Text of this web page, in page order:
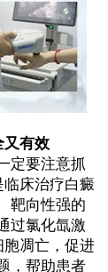
有效
定要注意抓
床治疗白癜
靶向性强的
过氯化氙激
凋亡，促进
，帮助患者